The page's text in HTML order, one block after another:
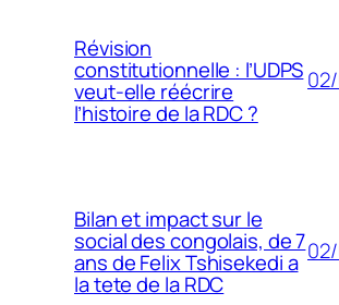
Révision
constitutionnelle : l’UDPS
veut-elle réécrire
l’histoire de la RDC ?
Bilan et impact sur le
social des congolais, de 7
ans de Felix Tshisekedi a
la tete de la RDC